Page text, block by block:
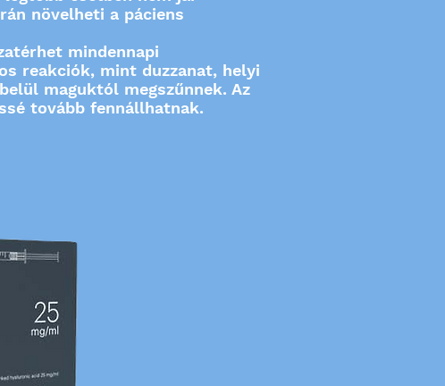
növelheti a páciens
mindennapi
reakciók, mint duzzanat, helyi
maguktól megszűnnek. Az
tovább fennállhatnak.